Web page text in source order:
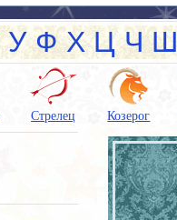
У Ф Х Ц Ч Ш
Стрелец Козерог